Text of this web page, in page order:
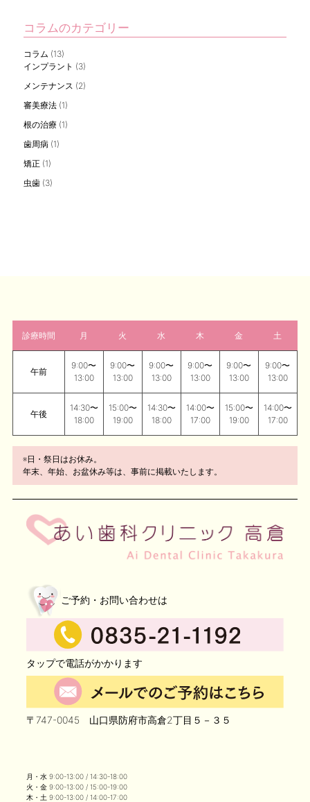
コラムのカテゴリー
コラム (13)
インプラント (3)
メンテナンス (2)
審美療法 (1)
根の治療 (1)
歯周病 (1)
矯正 (1)
虫歯 (3)
診療時間 月 火 水 木 金 土
午前
9:00〜
13:00
9:00〜
13:00
9:00〜
13:00
9:00〜
13:00
9:00〜
13:00
9:00〜
13:00
午後
14:30〜
18:00
15:00〜
19:00
14:30〜
18:00
14:00〜
17:00
15:00〜
19:00
14:00〜
17:00
※日・祭日はお休み。
年末、年始、お盆休み等は、事前に掲載いたします。
ご予約・お問い合わせは
タップで電話がかかります
〒747-0045 山口県防府市高倉2丁目５－３５
月・水 9:00-13:00 / 14:30-18:00
火・金 9:00-13:00 / 15:00-19:00
木・土 9:00-13:00 / 14:00-17:00